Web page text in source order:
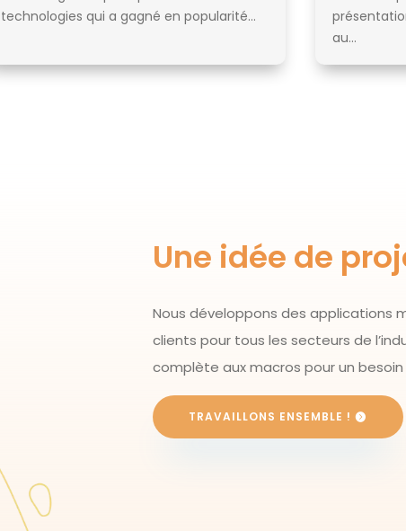
technologies qui a gagné en popularité...
au...
Une idée de
Nous développons des applications
clients pour tous les secteurs de
complète aux macros pour un
TRAVAILLONS ENSEMBLE !